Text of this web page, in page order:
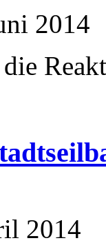
2014
2014